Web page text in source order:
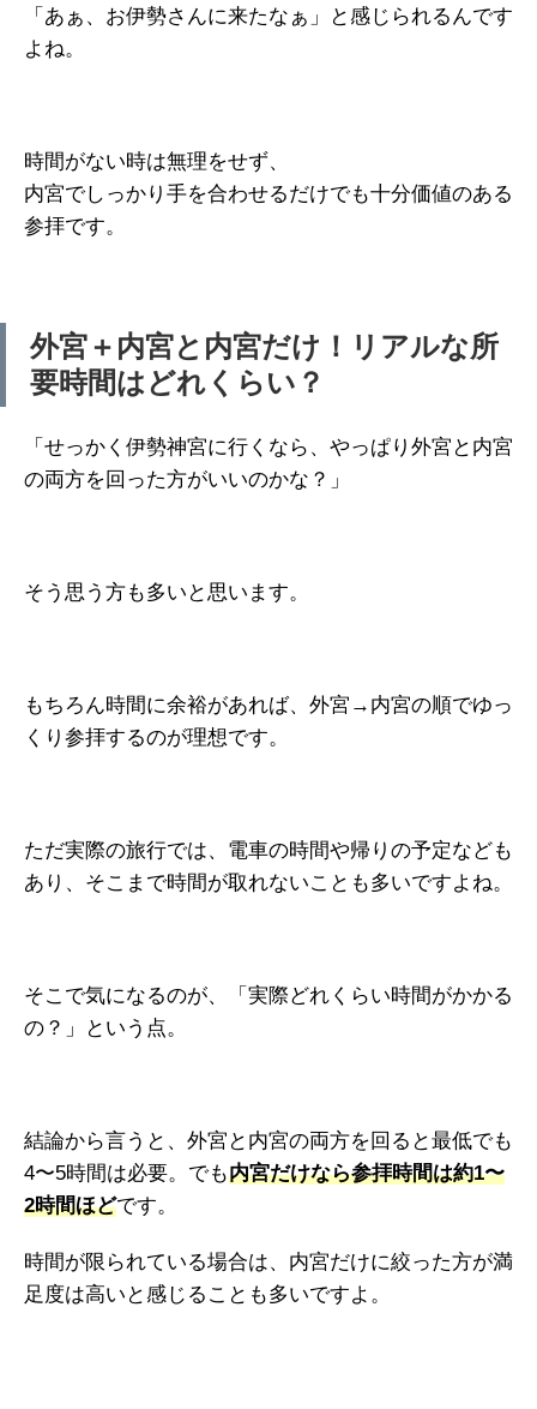
「あぁ、お伊勢さんに来たなぁ」と感じられるんです
よね。
時間がない時は無理をせず、
内宮でしっかり手を合わせるだけでも十分価値のある
参拝です。
外宮＋内宮と内宮だけ！リアルな所
要時間はどれくらい？
「せっかく伊勢神宮に行くなら、やっぱり外宮と内宮
の両方を回った方がいいのかな？」
そう思う方も多いと思います。
もちろん時間に余裕があれば、外宮→内宮の順でゆっ
くり参拝するのが理想です。
ただ実際の旅行では、電車の時間や帰りの予定なども
あり、そこまで時間が取れないことも多いですよね。
そこで気になるのが、「実際どれくらい時間がかかる
の？」という点。
結論から言うと、外宮と内宮の両方を回ると最低でも
4〜5時間は必要。でも内宮だけなら参拝時間は約1〜
2時間ほどです。
時間が限られている場合は、内宮だけに絞った方が満
足度は高いと感じることも多いですよ。